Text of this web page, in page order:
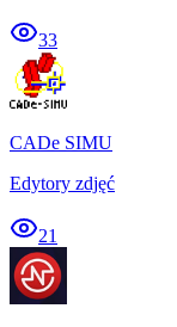
33
CADe SIMU
Edytory zdjęć
21